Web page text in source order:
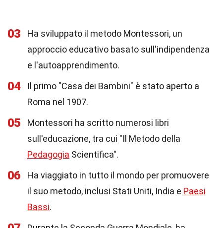
03
Ha sviluppato il metodo Montessori, un
approccio educativo basato sull'indipendenza
e l'autoapprendimento.
04
Il primo "Casa dei Bambini" è stato aperto a
Roma nel 1907.
05
Montessori ha scritto numerosi libri
sull'educazione, tra cui "Il Metodo della
Pedagogia Scientifica".
06
Ha viaggiato in tutto il mondo per promuovere
il suo metodo, inclusi Stati Uniti, India e Paesi
Bassi.